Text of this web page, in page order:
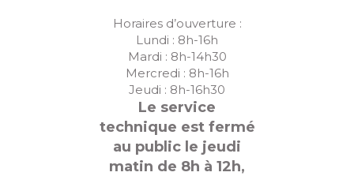
Horaires d’ouverture :
Lundi : 8h-16h
Mardi : 8h-14h30
Mercredi : 8h-16h
Jeudi : 8h-16h30
Le service
technique est fermé
au public le jeudi
matin de 8h à 12h,